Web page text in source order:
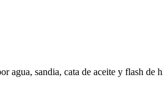
agua, sandia, cata de aceite y flash de